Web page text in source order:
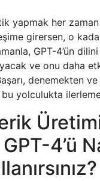
yapmak her zaman
girersen, o
GPT-4’ün
ve onu daha
denemekten
yolculukta
4’ü